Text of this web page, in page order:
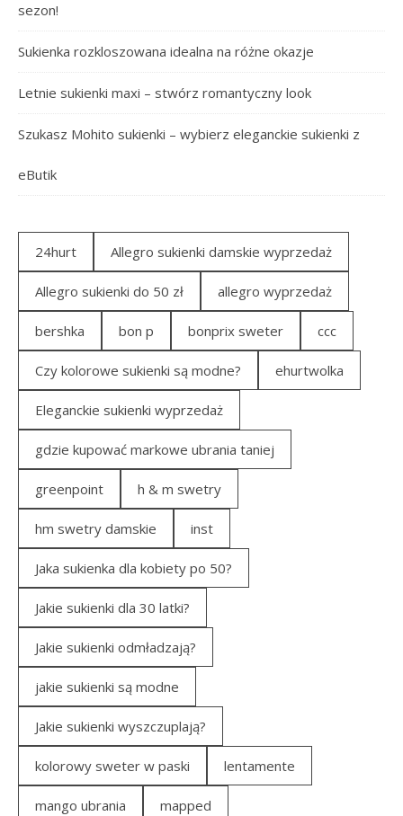
sezon!
Sukienka rozkloszowana idealna na różne okazje
Letnie sukienki maxi – stwórz romantyczny look
Szukasz Mohito sukienki – wybierz eleganckie sukienki z
eButik
24hurt Allegro sukienki damskie wyprzedaż
Allegro sukienki do 50 zł allegro wyprzedaż
bershka bon p bonprix sweter ccc
Czy kolorowe sukienki są modne? ehurtwolka
Eleganckie sukienki wyprzedaż
gdzie kupować markowe ubrania taniej
greenpoint h & m swetry
hm swetry damskie inst
Jaka sukienka dla kobiety po 50?
Jakie sukienki dla 30 latki?
Jakie sukienki odmładzają?
jakie sukienki są modne
Jakie sukienki wyszczuplają?
kolorowy sweter w paski lentamente
mango ubrania mapped